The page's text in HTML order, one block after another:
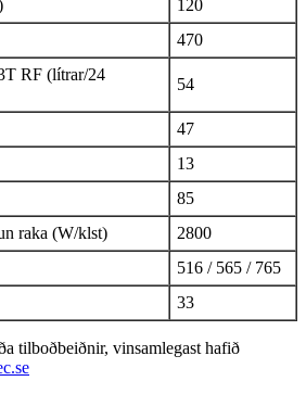
120
470
RF (lítrar/24
54
47
13
85
raka (W/klst)
2800
516 / 565 / 765
33
tilboðbeiðnir, vinsamlegast hafið